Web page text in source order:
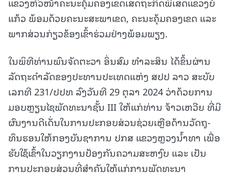
ແກ້ວ ພ້ອມດ້ວຍຄະນະສະພາເຂດ, ຄະນະຄຸ້ມຄອງເຂດ ແລະ
ພາກສ່ວນກ່ຽວຂ້ອງເຂົ້າຮ່ວມຢ່າງພ້ອມພຽງ.
ໃນພິທີທ່ານພົນຈັດຕະວາ ອິ່ນສົມ ທຳລະສິນ ໄດ້ຂຶ້ນຜ່ານ
ລັດຖະດຳລັດຂອງປະທານປະເທດແຫ່ງ ສປປ ລາວ ສະບັບ
ເລກທີ 231/ປປທ ລົງວັນທີ 29 ຕຸລາ 2024 ວ່າດ້ວຍການ
ມອບຫຼຽນໄຊພັດທະນາຊັ້ນ III ໃຫ້ແກ່ທ່ານ ຈ້າວເຫວີຍ ທີ່ມີ
ຜົນງານດີເດັ່ນໃນການປະກອບສ່ວນຊ່ວຍເຫຼືອດ້ານວັດຖຸ-
ທຶນຮອນໃຫ້ກອງບັນຊາການ ປກສ ແຂວງຫຼວງນ້ຳທາ ເພື່ອ
ຮັບໃຊ້ເຂົ້າໃນວຽກງານປ້ອງກັນຄວາມສະຫງົບ ແລະ ເປັນ
ການປະກອບສ່ວນທີ່ສຳຄັນໃຫ້ແກ່ການພັດທະນາ